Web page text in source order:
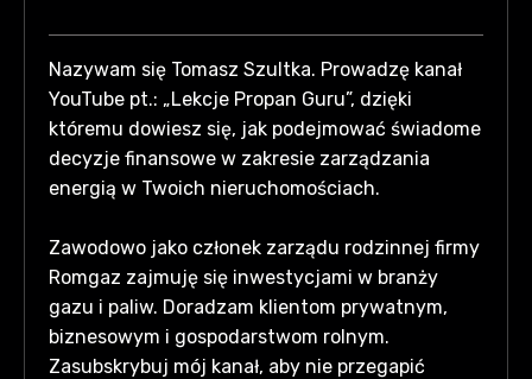
Nazywam się Tomasz Szultka. Prowadzę kanał
YouTube pt.: „Lekcje Propan Guru”, dzięki
któremu dowiesz się, jak podejmować świadome
decyzje finansowe w zakresie zarządzania
energią w Twoich nieruchomościach.
Zawodowo jako członek zarządu rodzinnej firmy
Romgaz zajmuję się inwestycjami w branży
gazu i paliw. Doradzam klientom prywatnym,
biznesowym i gospodarstwom rolnym.
Zasubskrybuj mój kanał, aby nie przegapić